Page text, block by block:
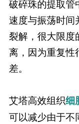
破碎珠的提取管
速度与振荡时间
裂解，很大限
离，因为重复性
差。
艾塔高效组织细
可以减少由于不